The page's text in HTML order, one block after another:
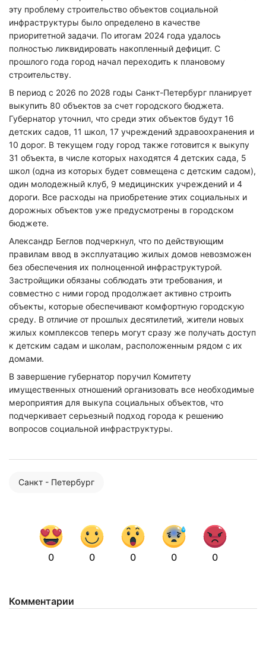
эту проблему строительство объектов социальной
инфраструктуры было определено в качестве
приоритетной задачи. По итогам 2024 года удалось
полностью ликвидировать накопленный дефицит. С
прошлого года город начал переходить к плановому
строительству.
В период с 2026 по 2028 годы Санкт-Петербург планирует
выкупить 80 объектов за счет городского бюджета.
Губернатор уточнил, что среди этих объектов будут 16
детских садов, 11 школ, 17 учреждений здравоохранения и
10 дорог. В текущем году город также готовится к выкупу
31 объекта, в числе которых находятся 4 детских сада, 5
школ (одна из которых будет совмещена с детским садом),
один молодежный клуб, 9 медицинских учреждений и 4
дороги. Все расходы на приобретение этих социальных и
дорожных объектов уже предусмотрены в городском
бюджете.
Александр Беглов подчеркнул, что по действующим
правилам ввод в эксплуатацию жилых домов невозможен
без обеспечения их полноценной инфраструктурой.
Застройщики обязаны соблюдать эти требования, и
совместно с ними город продолжает активно строить
объекты, которые обеспечивают комфортную городскую
среду. В отличие от прошлых десятилетий, жители новых
жилых комплексов теперь могут сразу же получать доступ
к детским садам и школам, расположенным рядом с их
домами.
В завершение губернатор поручил Комитету
имущественных отношений организовать все необходимые
мероприятия для выкупа социальных объектов, что
подчеркивает серьезный подход города к решению
вопросов социальной инфраструктуры.
Санкт - Петербург
0 0 0 0 0
Комментарии
Нажимая на кнопку "Отправить" вы
соглашаетесь с
политикой конфиденциальности